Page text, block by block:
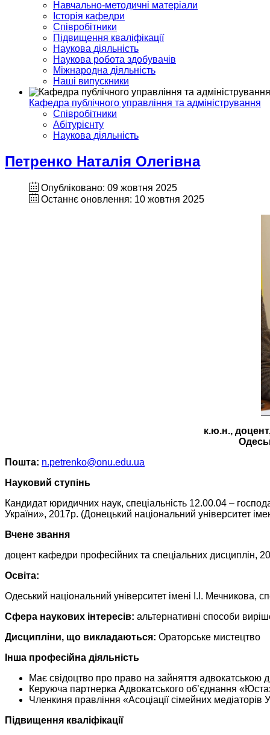
Навчально-методичні матеріали
Історія кафедри
Співробітники
Підвищення кваліфікації
Наукова діяльність
Наукова робота здобувачів
Міжнародна діяльність
Наші випускники
Кафедра публічного управління та адміністрування
Співробітники
Абітурієнту
Наукова діяльність
Петренко Наталія Олегівна
Опубліковано: 09 жовтня 2025
Останнє оновлення: 10 жовтня 2025
к.ю.н.,
Пошта: n.petrenko@onu.edu.ua
Науковий ступінь
Кандидат юридичних наук, спеціальність 12.00.04 –
України», 2017р. (Донецький національний університет
Вчене звання
доцент кафедри професійних та спеціальних дисциплін,
Освіта:
Одеський національний університет імені І.І. Мечникова,
Сфера наукових інтересів: альтернативні способи
Дисципліни, що викладаються: Ораторське мистецтво
Інша професійна діяльність
Має свідоцтво про право на зайняття адвокатською
Керуюча партнерка Адвокатського об’єднання
Членкиня правління «Асоціації сімейних медіаторів
Підвищення кваліфікації